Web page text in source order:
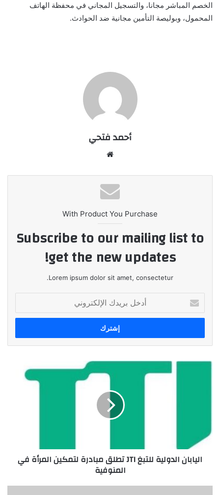
الخصم المباشر مجانا، والتسجيل المجاني في محفظة الهاتف
المحمول، وبوليصة التأمين مجانية ضد الحوادث.
أحمد فتحي
With Product You Purchase
Subscribe to our mailing list to
get the new updates!
Lorem ipsum dolor sit amet, consectetur.
بريدك
الإلكتروني
اليابان
المرأة
المنوفية
اليابان الدولية للتبغ JTI تطلق مبادرة لتمكين المرأة في
المنوفية